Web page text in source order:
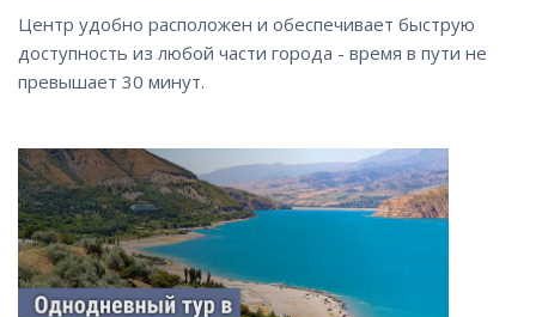
Центр удобно расположен и обеспечивает быструю
доступность из любой части города - время в пути не
превышает 30 минут.